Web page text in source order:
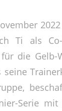
Ti als
die
Serie